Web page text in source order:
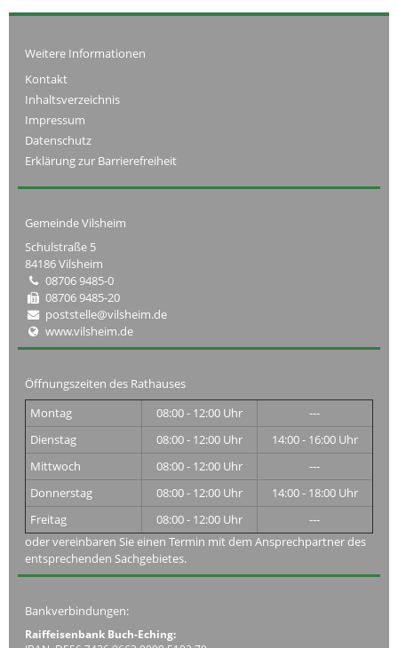
Weitere Informationen
Kontakt
Inhaltsverzeichnis
Impressum
Datenschutz
Erklärung zur Barrierefreiheit
Gemeinde Vilsheim
Schulstraße 5
84186 Vilsheim
08706 9485-0
08706 9485-20
poststelle@vilsheim.de
www.vilsheim.de
Öffnungszeiten des Rathauses
Montag
08:00 - 12:00 Uhr
---
Dienstag
08:00 - 12:00 Uhr
14:00 - 16:00 Uhr
Mittwoch
08:00 - 12:00 Uhr
---
Donnerstag
08:00 - 12:00 Uhr
14:00 - 18:00 Uhr
Freitag
08:00 - 12:00 Uhr
---
oder vereinbaren Sie einen Termin mit dem Ansprechpartner des
entsprechenden Sachgebietes.
Bankverbindungen:
Raiffeisenbank Buch-Eching: